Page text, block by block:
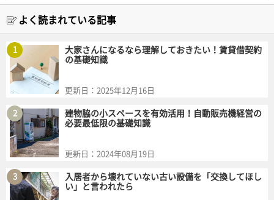
よく読まれている記事
1
大家さんになるなら理解しておきたい！賃貸借契約
の基礎知識
更新日： 2025年12月16日
2
建物脇の小スペースを有効活用！自動販売機経営の
必要最低限の基礎知識
更新日： 2024年08月19日
3
入居者から壊れていない古い設備を「交換してほし
い」と言われたら